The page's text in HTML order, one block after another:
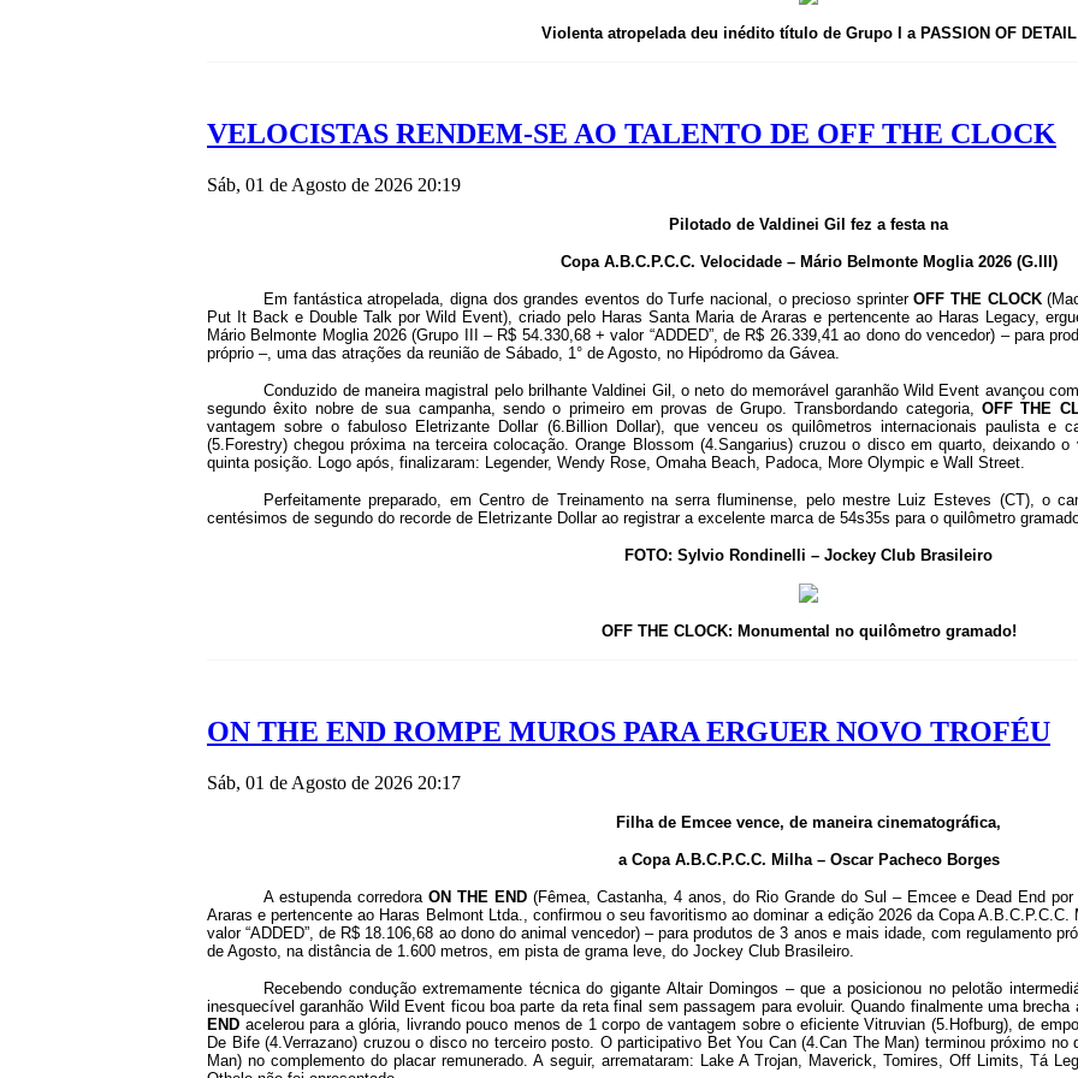
Violenta atropelada deu inédito título de Grupo I a PASSION OF DETAIL
VELOCISTAS RENDEM-SE AO TALENTO DE OFF THE CLOCK
Sáb, 01 de Agosto de 2026 20:19
Pilotado de Valdinei Gil fez a festa na
Copa A.B.C.P.C.C. Velocidade – Mário Belmonte Moglia 2026 (G.III)
Em fantástica atropelada, digna dos grandes eventos do Turfe nacional, o precioso sprinterOFF THE CLOCK
Put It Back e Double Talk por Wild Event), criado pelo Haras Santa Maria de Araras e pertencente ao Haras Legacy,
Mário Belmonte Moglia 2026 (Grupo III – R$ 54.330,68 + valor “ADDED”, de R$ 26.339,41 ao dono do vencedor) – para
próprio –, uma das atrações da reunião de Sábado, 1° de Agosto, no Hipódromo da Gávea.
Conduzido de maneira magistral pelo brilhante Valdinei Gil, o neto do memorável garanhão Wild Event avançou
segundo êxito nobre de sua campanha, sendo o primeiro em provas de Grupo. Transbordando categoria, OFF THE
vantagem sobre o fabuloso Eletrizante Dollar (6.Billion Dollar), que venceu os quilômetros internacionais paulista e
(5.Forestry) chegou próxima na terceira colocação. Orange Blossom (4.Sangarius) cruzou o disco em quarto, deixando
quinta posição. Logo após, finalizaram: Legender, Wendy Rose, Omaha Beach, Padoca, More Olympic e Wall Street.
Perfeitamente preparado, em Centro de Treinamento na serra fluminense, pelo mestre Luiz Esteves (CT), o
centésimos de segundo do recorde de Eletrizante Dollar ao registrar a excelente marca de 54s35s para o quilômetro
FOTO: Sylvio Rondinelli – Jockey Club Brasileiro
OFF THE CLOCK: Monumental no quilômetro gramado!
ON THE END ROMPE MUROS PARA ERGUER NOVO TROFÉU
Sáb, 01 de Agosto de 2026 20:17
Filha de Emcee vence, de maneira cinematográfica,
a Copa A.B.C.P.C.C. Milha – Oscar Pacheco Borges
A estupenda corredoraON THE END(Fêmea, Castanha, 4 anos, do Rio Grande do Sul – Emcee e Dead End
Araras e pertencente ao Haras Belmont Ltda., confirmou o seu favoritismo ao dominar a edição 2026 da Copa
valor “ADDED”, de R$ 18.106,68 ao dono do animal vencedor) – para produtos de 3 anos e mais idade, com regulamento
de Agosto, na distância de 1.600 metros, em pista de grama leve, do Jockey Club Brasileiro.
Recebendo condução extremamente técnica do gigante Altair Domingos – que a posicionou no pelotão
inesquecível garanhão Wild Event ficou boa parte da reta final sem passagem para evoluir. Quando finalmente uma
END acelerou para a glória, livrando pouco menos de 1 corpo de vantagem sobre o eficiente Vitruvian (5.Hofburg), de
De Bife (4.Verrazano) cruzou o disco no terceiro posto. O participativo Bet You Can (4.Can The Man) terminou próximo no
Man) no complemento do placar remunerado. A seguir, arremataram: Lake A Trojan, Maverick, Tomires, Off Limits, Tá